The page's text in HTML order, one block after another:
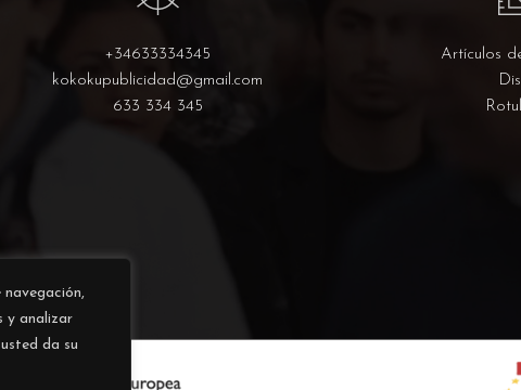
y analizar
da su
+34633334345
kokokupublicidad@gmail.com
633 334 345
Artículos